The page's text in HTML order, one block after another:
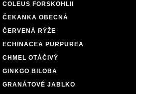
COLEUS FORSKOHLII
ČEKANKA OBECNÁ
ČERVENÁ RÝŽE
ECHINACEA PURPUREA
CHMEL OTÁČIVÝ
GINKGO BILOBA
GRANÁTOVÉ JABLKO